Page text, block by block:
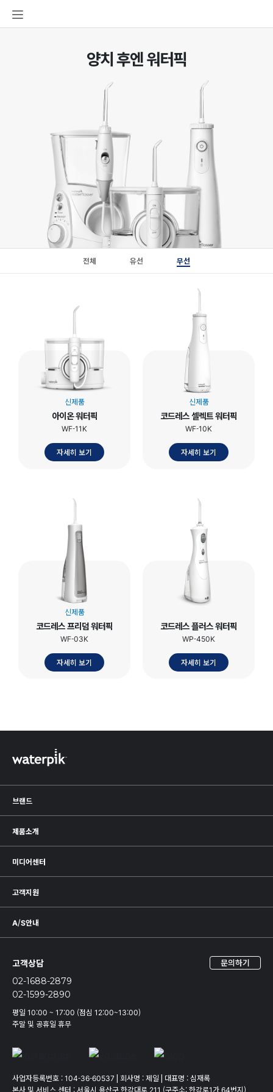
본문
바로가기
양치 후엔 워터픽
워터픽
제품군
전체 유선 무선
신제품
아이온 워터픽
WF-11K
자세히 보기
신제품
코드레스 셀렉트 워터픽
WF-10K
자세히 보기
신제품
코드레스 프리덤 워터픽
WF-03K
자세히 보기
코드레스 플러스 워터픽
WP-450K
자세히 보기
브랜드
제품소개
미디어센터
고객지원
A/S안내
고객상담
02-1688-2879
02-1599-2890
평일 10:00 ~ 17:00 (점심 12:00~13:00)
주말 및 공휴일 휴무
문의하기
사업자등록번호 : 104-36-60537| 회사명 : 제일 | 대표명 : 심재록
본사 및 서비스 센터 : 서울시 용산구 한강대로 211 (구주소: 한강로1가 64번지)